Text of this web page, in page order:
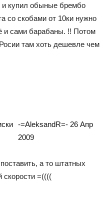
и купил обыные брембо
со скобами от 10ки нужно
и сами барабаны. !! Потом
там хоть дешевле чем
-=AleksandR=- 26 Апр
2009
а то штатных
скорости =((((